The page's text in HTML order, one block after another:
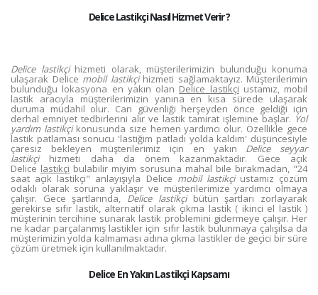
Delice Lastikçi Nasıl Hizmet Verir ?
Delice lastikçihizmeti olarak, müşterilerimizin bulunduğu konuma
ulaşarak Delice mobil lastikçihizmeti sağlamaktayız. Müşterilerimin
bulunduğu lokasyona en yakın olan Delice lastikçi ustamız, mobil
lastik aracıyla müşterilerimizin yanına en kısa sürede ulaşarak
duruma müdahil olur. Can güvenliği herşeyden önce geldiği için
derhal emniyet tedbirlerini alır ve lastik tamirat işlemine başlar. Yol
yardım lastikçikonusunda size hemen yardımcı olur. Özellikle gece
lastik patlaması sonucu 'lastiğim patladı yolda kaldım' düşüncesiyle
çaresiz bekleyen müşterilerimiz için en yakın Delice seyyar
lastikçihizmeti daha da önem kazanmaktadır. Gece açık
Delice lastikçi bulabilir miyim sorusuna mahal bile bırakmadan, "24
saat açık lastikçi" anlayışıyla Delice mobil lastikçiustamız çözüm
odaklı olarak soruna yaklaşır ve müşterilerimize yardımcı olmaya
çalışır. Gece şartlarında, Delice lastikçibütün şartları zorlayarak
gerekirse sıfır lastik, alternatif olarak çıkma lastik ( ikinci el lastik )
müşterinin tercihine sunarak lastik problemini gidermeye çalışır. Her
ne kadar parçalanmış lastikler için sıfır lastik bulunmaya çalışılsa da
müşterimizin yolda kalmaması adına çıkma lastikler de geçici bir süre
çözüm üretmek için kullanılmaktadır.
Delice En Yakın Lastikçi Kapsamı